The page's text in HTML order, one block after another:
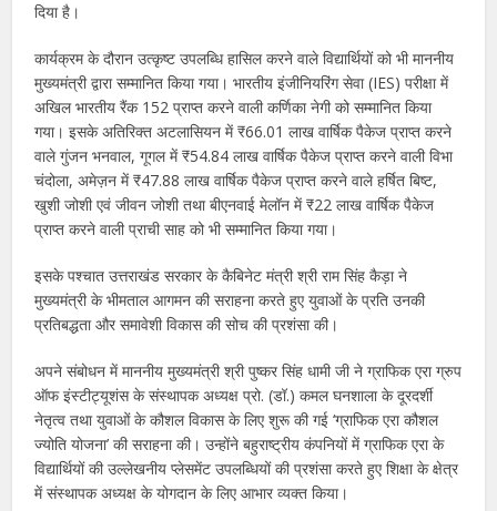
दिया है।
कार्यक्रम के दौरान उत्कृष्ट उपलब्धि हासिल करने वाले विद्यार्थियों को भी माननीय
मुख्यमंत्री द्वारा सम्मानित किया गया। भारतीय इंजीनियरिंग सेवा (IES) परीक्षा में
अखिल भारतीय रैंक 152 प्राप्त करने वाली कर्णिका नेगी को सम्मानित किया
गया। इसके अतिरिक्त अटलासियन में ₹66.01 लाख वार्षिक पैकेज प्राप्त करने
वाले गुंजन भनवाल, गूगल में ₹54.84 लाख वार्षिक पैकेज प्राप्त करने वाली विभा
चंदोला, अमेज़न में ₹47.88 लाख वार्षिक पैकेज प्राप्त करने वाले हर्षित बिष्ट,
खुशी जोशी एवं जीवन जोशी तथा बीएनवाई मेलॉन में ₹22 लाख वार्षिक पैकेज
प्राप्त करने वाली प्राची साह को भी सम्मानित किया गया।
इसके पश्चात उत्तराखंड सरकार के कैबिनेट मंत्री श्री राम सिंह कैड़ा ने
मुख्यमंत्री के भीमताल आगमन की सराहना करते हुए युवाओं के प्रति उनकी
प्रतिबद्धता और समावेशी विकास की सोच की प्रशंसा की।
अपने संबोधन में माननीय मुख्यमंत्री श्री पुष्कर सिंह धामी जी ने ग्राफिक एरा ग्रुप
ऑफ इंस्टीट्यूशंस के संस्थापक अध्यक्ष प्रो. (डॉ.) कमल घनशाला के दूरदर्शी
नेतृत्व तथा युवाओं के कौशल विकास के लिए शुरू की गई ‘ग्राफिक एरा कौशल
ज्योति योजना’ की सराहना की। उन्होंने बहुराष्ट्रीय कंपनियों में ग्राफिक एरा के
विद्यार्थियों की उल्लेखनीय प्लेसमेंट उपलब्धियों की प्रशंसा करते हुए शिक्षा के क्षेत्र
में संस्थापक अध्यक्ष के योगदान के लिए आभार व्यक्त किया।